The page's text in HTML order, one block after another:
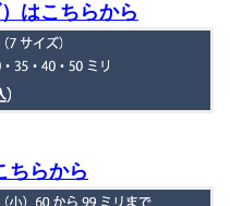
はこちらから
ちらから